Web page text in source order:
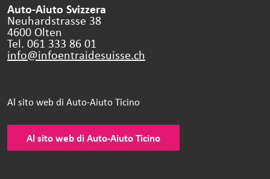
Auto-Aiuto Svizzera
Neuhardstrasse 38
4600 Olten
Tel. 061 333 86 01
info@infoentraidesuisse.ch
Al sito web di Auto-Aiuto Ticino
Al sito web di Auto-Aiuto Ticino